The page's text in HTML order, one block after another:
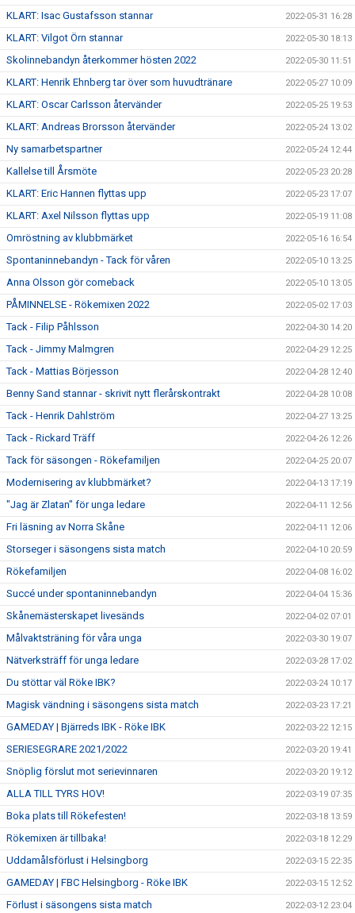
KLART: Isac Gustafsson stannar 2022-05-31 16:28
KLART: Vilgot Örn stannar 2022-05-30 18:13
Skolinnebandyn återkommer hösten 2022 2022-05-30 11:51
KLART: Henrik Ehnberg tar över som huvudtränare 2022-05-27 10:09
KLART: Oscar Carlsson återvänder 2022-05-25 19:53
KLART: Andreas Brorsson återvänder 2022-05-24 13:02
Ny samarbetspartner 2022-05-24 12:44
Kallelse till Årsmöte 2022-05-23 20:28
KLART: Eric Hannen flyttas upp 2022-05-23 17:07
KLART: Axel Nilsson flyttas upp 2022-05-19 11:08
Omröstning av klubbmärket 2022-05-16 16:54
Spontaninnebandyn - Tack för våren 2022-05-10 13:25
Anna Olsson gör comeback 2022-05-10 13:05
PÅMINNELSE - Rökemixen 2022 2022-05-02 17:03
Tack - Filip Påhlsson 2022-04-30 14:20
Tack - Jimmy Malmgren 2022-04-29 12:25
Tack - Mattias Börjesson 2022-04-28 12:40
Benny Sand stannar - skrivit nytt flerårskontrakt 2022-04-28 10:08
Tack - Henrik Dahlström 2022-04-27 13:25
Tack - Rickard Träff 2022-04-26 12:26
Tack för säsongen - Rökefamiljen 2022-04-25 20:07
Modernisering av klubbmärket? 2022-04-13 17:19
"Jag är Zlatan" för unga ledare 2022-04-11 12:56
Fri läsning av Norra Skåne 2022-04-11 12:06
Storseger i säsongens sista match 2022-04-10 20:59
Rökefamiljen 2022-04-08 16:02
Succé under spontaninnebandyn 2022-04-04 15:36
Skånemästerskapet livesänds 2022-04-02 07:01
Målvaktsträning för våra unga 2022-03-30 19:07
Nätverksträff för unga ledare 2022-03-28 17:02
Du stöttar väl Röke IBK? 2022-03-24 10:17
Magisk vändning i säsongens sista match 2022-03-23 17:21
GAMEDAY | Bjärreds IBK - Röke IBK 2022-03-22 12:15
SERIESEGRARE 2021/2022 2022-03-20 19:41
Snöplig förslut mot serievinnaren 2022-03-20 19:12
ALLA TILL TYRS HOV! 2022-03-19 07:35
Boka plats till Rökefesten! 2022-03-18 13:59
Rökemixen är tillbaka! 2022-03-18 12:29
Uddamålsförlust i Helsingborg 2022-03-15 22:35
GAMEDAY | FBC Helsingborg - Röke IBK 2022-03-15 12:52
Förlust i säsongens sista match 2022-03-12 23:04